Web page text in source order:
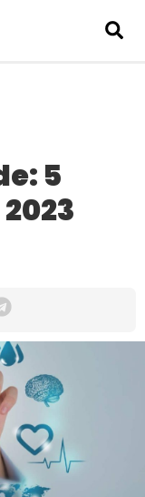
5